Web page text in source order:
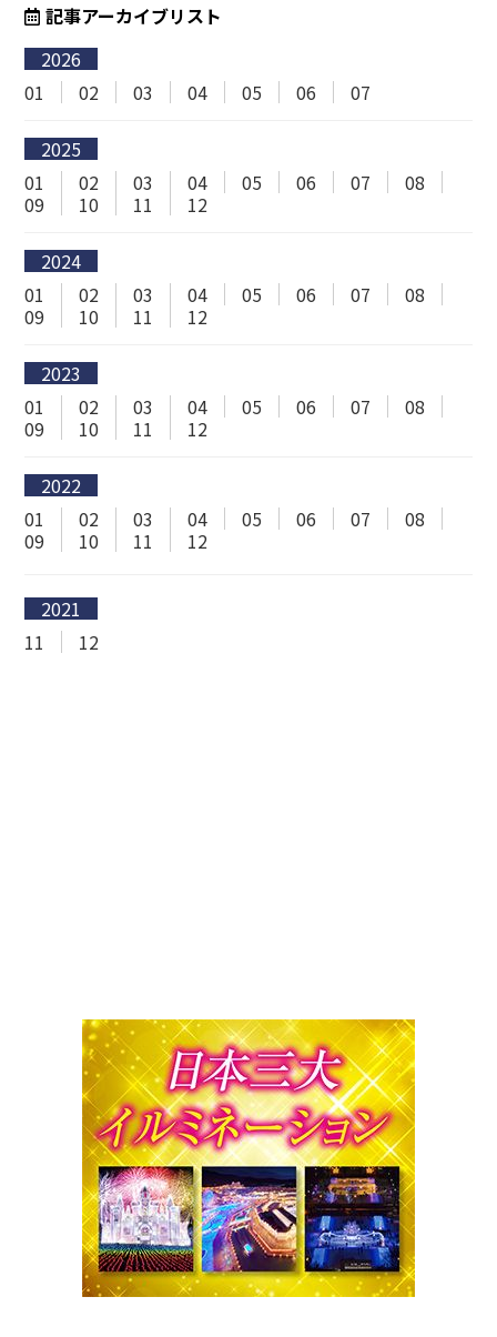
記事アーカイブリスト
2026
01
02 03 04 05 06 07
2025
01
02 03 04 05 06 07
08
09
10 11 12
2024
01
02 03 04 05 06 07
08
09
10 11 12
2023
01
02 03 04 05 06 07
08
09
10 11 12
2022
01
02 03 04 05 06 07
08
09
10 11 12
2021
11
12